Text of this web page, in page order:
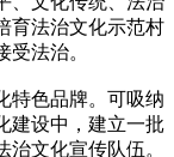
育法治文化示范村
法治。
色品牌。可吸纳
建设中，建立一批
文化宣传队伍。